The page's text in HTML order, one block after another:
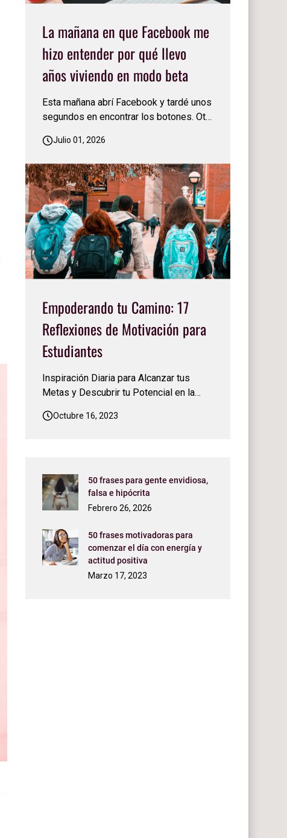
La mañana en que Facebook me
hizo entender por qué llevo
años viviendo en modo beta
Esta mañana abrí Facebook y tardé unos
segundos en encontrar los botones. Otra
y pensé: 'Facebook nunca deja de
Siempre está cambiando algo'… Apenas
me acostumbré a una versión y ya llegó
otra… Justo en ese mo…
Julio 01, 2026
Empoderando tu Camino: 17
Reflexiones de Motivación para
Estudiantes
Inspiración Diaria para Alcanzar tus
Metas y Descubrir tu Potencial en la
estudiante es un viaje emocionante pero
abrumadora en momentos. Sin emba…
Octubre 16, 2023
50 frases para gente envidiosa,
falsa e hipócrita
Febrero 26, 2026
50 frases motivadoras para
comenzar el día con energía y
actitud positiva
Marzo 17, 2023